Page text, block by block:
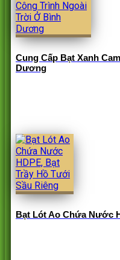
Cung Cấp Bạt Xanh
Dương
Bạt Lót Ao Chứa Nước